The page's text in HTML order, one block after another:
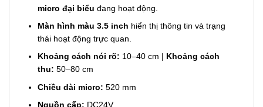
micro đại biểu đang hoạt động.
Màn hình màu 3.5 inch hiển thị thông tin và trạng
thái hoạt động trực quan.
Khoảng cách nói rõ: 10–40 cm | Khoảng cách
thu: 50–80 cm
Chiều dài micro: 520 mm
Nguồn cấp: DC24V